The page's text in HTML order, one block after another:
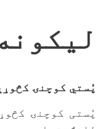
لیکونه
پُستي کوچنۍ
پُستی کوچنۍ